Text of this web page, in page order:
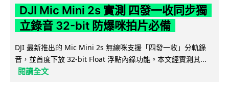
DJI Mic Mini 2s 實測 四發一收同步獨
立錄音 32-bit 防爆咪拍片必備
DJI 最新推出的 Mic Mini 2s 無線咪支援「四發一收」分軌錄
音，並首度下放 32-bit Float 浮點內錄功能。本文經實測其...
閱讀全文